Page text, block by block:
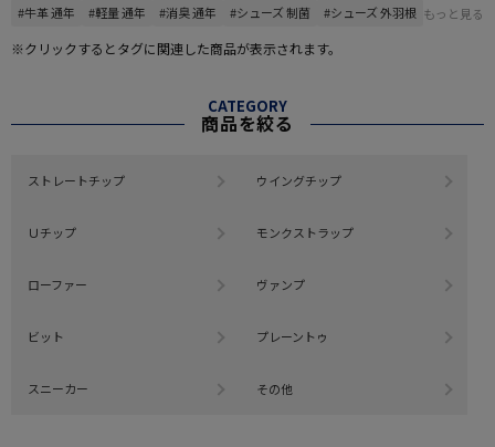
#牛革 通年
#軽量 通年 #消臭 通年 #シューズ 制菌 #シューズ 外羽根 もっと見る
※クリックするとタグに関連した商品が表示されます。
CATEGORY
商品を絞る
ストレートチップ ウイングチップ
Ｕチップ モンクストラップ
ローファー ヴァンプ
ビット プレーントゥ
スニーカー その他